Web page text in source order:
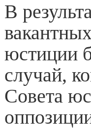
В
юстиции
случай,
Совета